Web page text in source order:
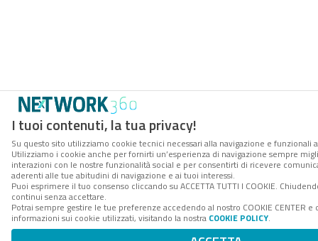
I tuoi contenuti, la tua privacy!
Su questo sito utilizziamo cookie tecnici necessari alla navigazione e funzionali
Utilizziamo i cookie anche per fornirti un’esperienza di navigazione sempre
interazioni con le nostre funzionalità social e per consentirti di ricevere
aderenti alle tue abitudini di navigazione e ai tuoi interessi.
Puoi esprimere il tuo consenso cliccando su ACCETTA TUTTI I COOKIE.
continui senza accettare.
Potrai sempre gestire le tue preferenze accedendo al nostro COOKIE CENTER
informazioni sui cookie utilizzati, visitando la nostra COOKIE POLICY.